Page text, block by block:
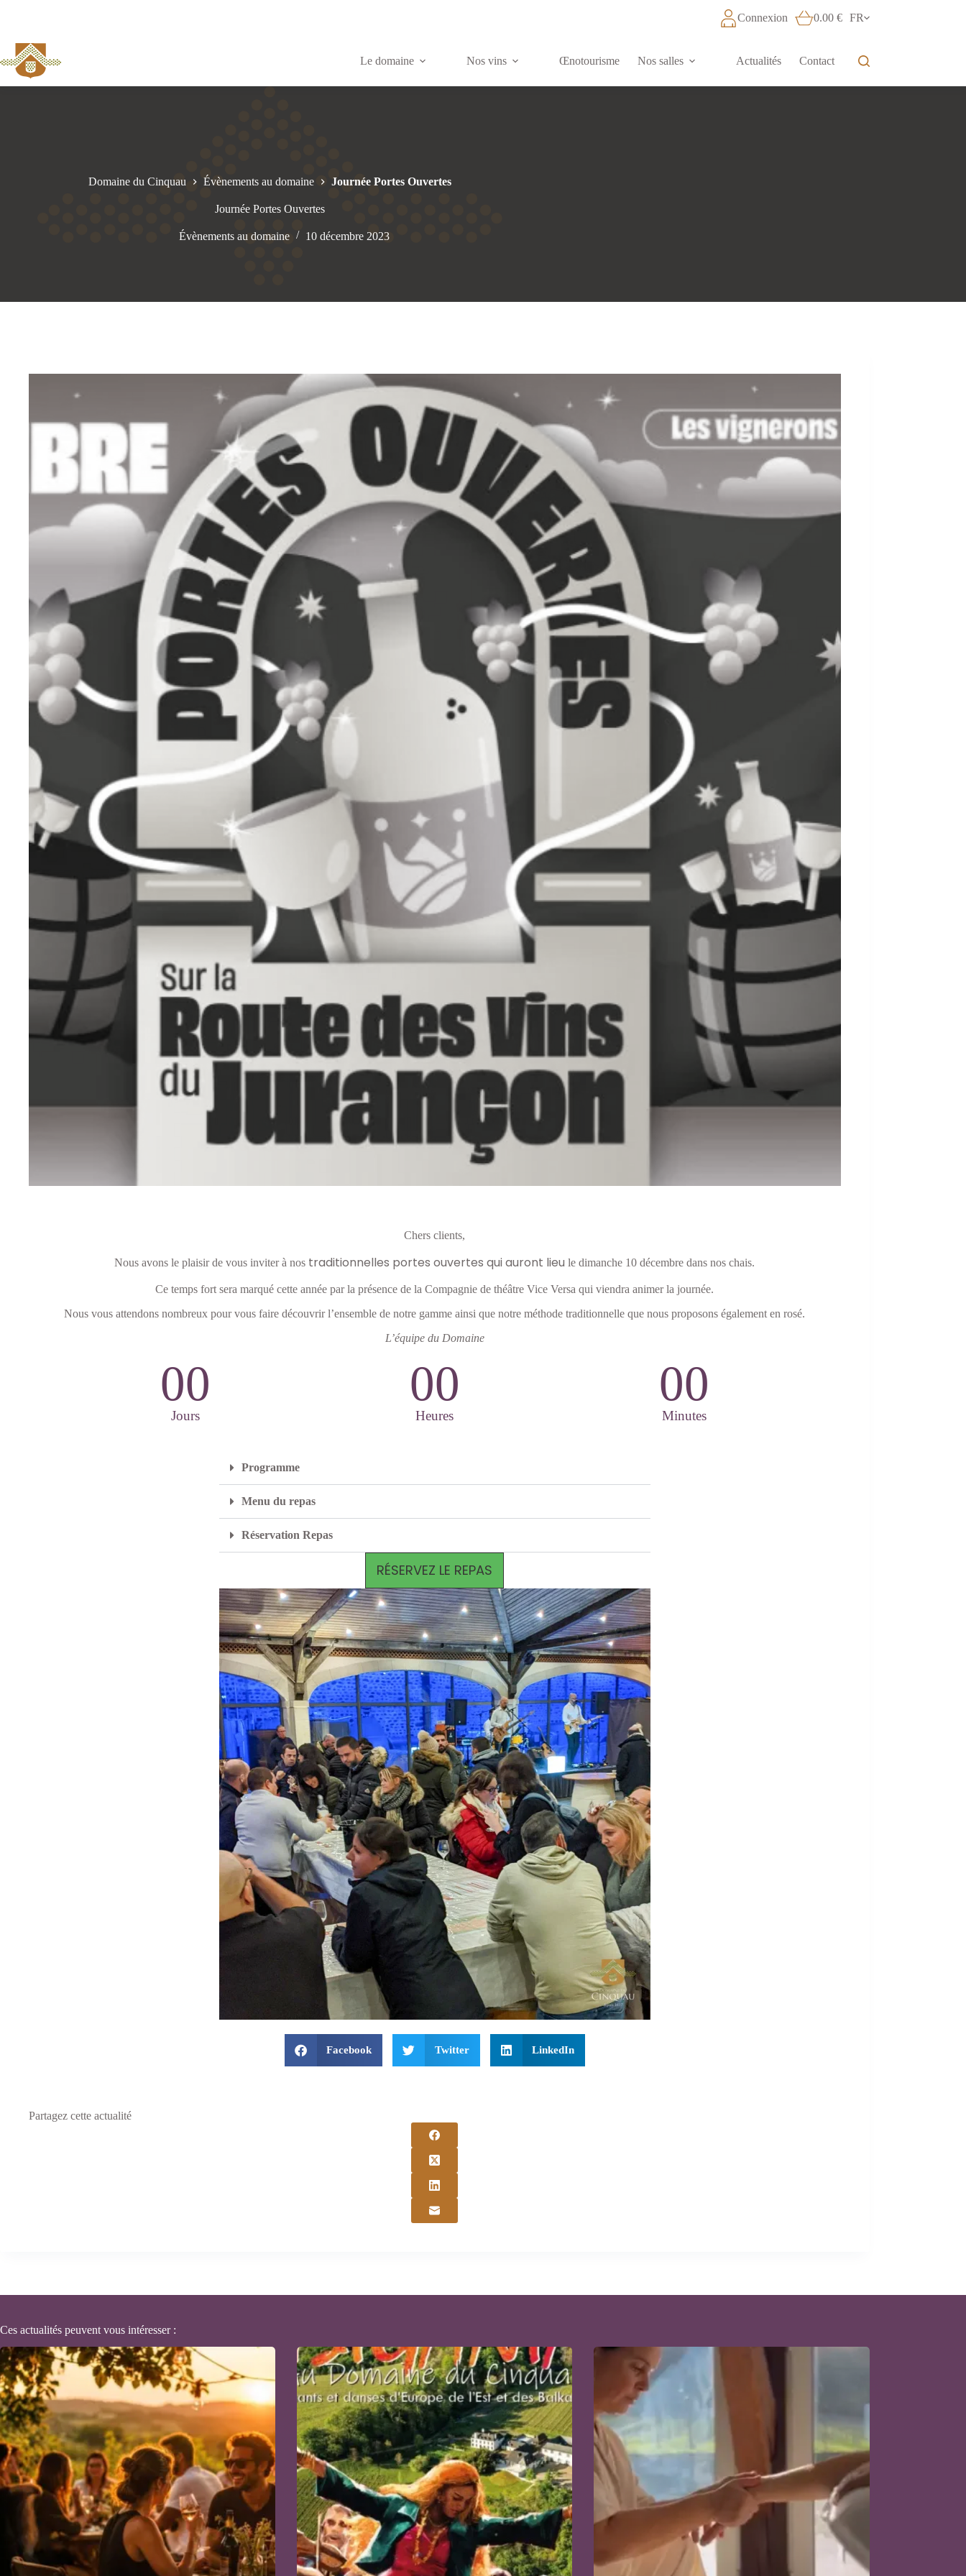
Connexion 0.00 € FR
Le domaine Nos vins Œnotourisme Nos salles Actualités Contact
Domaine du Cinquau Évènements au domaine Journée Portes Ouvertes
Journée Portes Ouvertes
Évènements au domaine 10 décembre 2023
Chers clients,
Nous avons le plaisir de vous inviter à nos traditionnelles portes ouvertes qui auront lieule dimanche 10 décembre dans nos chais.
Ce temps fort sera marqué cette année par la présence de la Compagnie de théâtre Vice Versa qui viendra animer la journée.
Nous vous attendons nombreux pour vous faire découvrir l’ensemble de notre gamme ainsi que notre méthode traditionnelle que nous proposons également en rosé.
L’équipe du Domaine
00
Jours
00
Heures
00
Minutes
Programme
Menu du repas
Réservation Repas
RÉSERVEZ LE REPAS
Facebook Twitter LinkedIn
Partagez cette actualité
Ces actualités peuvent vous intéresser :